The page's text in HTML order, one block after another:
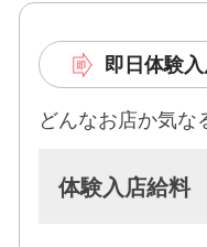
来ることもできま
い、交通費支給、
く女性を全面的に
未経験者から経験
即日体験
どんなお店か気な
体験入店給料